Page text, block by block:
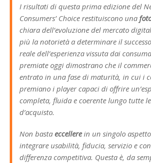
I risultati di questa prima edizione del
Consumers’ Choice restituiscono una
chiara dell’evoluzione del mercato
più la notorietà a determinare il
reale dell’esperienza vissuta dai
premiate oggi dimostrano che il
entrato in una fase di maturità, in cui i
premiano i player capaci di offrire
completa, fluida e coerente lungo tutte
d’acquisto.
Non basta eccellerein un singolo
integrare usabilità, fiducia, servizio e
differenza competitiva. Questa è, da